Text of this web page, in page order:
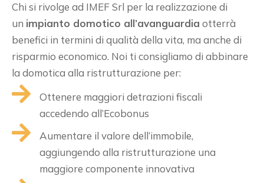
Chi si rivolge ad IMEF Srl per la realizzazione di
un impianto domotico all’avanguardia otterrà
benefici in termini di qualità della vita, ma anche di
risparmio economico. Noi ti consigliamo di abbinare
la domotica alla ristrutturazione per:
Ottenere maggiori detrazioni fiscali
accedendo all’Ecobonus
Aumentare il valore dell’immobile,
aggiungendo alla ristrutturazione una
maggiore componente innovativa